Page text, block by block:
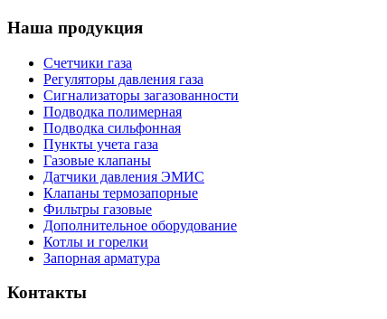
Наша продукция
Счетчики газа
Регуляторы давления газа
Сигнализаторы загазованности
Подводка полимерная
Подводка сильфонная
Пункты учета газа
Газовые клапаны
Датчики давления ЭМИС
Клапаны термозапорные
Фильтры газовые
Дополнительное оборудование
Котлы и горелки
Запорная арматура
Контакты